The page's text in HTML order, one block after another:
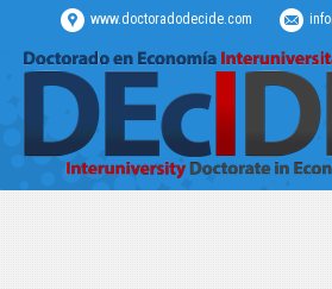
www.doctoradodecide.com